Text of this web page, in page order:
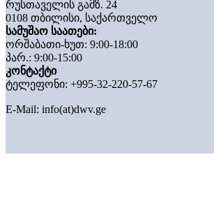
რუსთაველის გამზ. 24
0108 თბილისი, საქართველო
სამუშაო საათები:
ორშაბათი-ხუთ: 9:00-18:00
პარ.: 9:00-15:00
კონტაქტი
ტელეფონი: +995-32-220-57-67
E-Mail: info(at)dwv.ge